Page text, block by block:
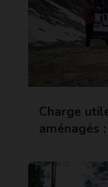
Charge
aménagés